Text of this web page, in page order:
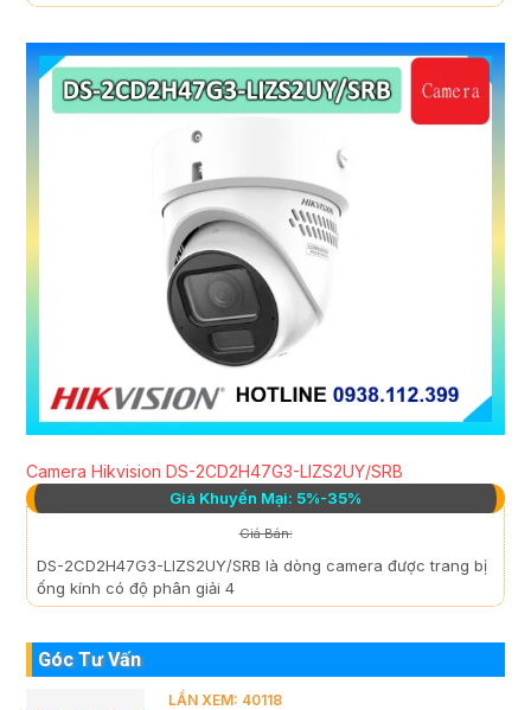
Camera Hikvision DS-2CD2H47G3-LIZS2UY/SRB
Giá Khuyến Mại: 5%-35%
Giá Bán:
DS-2CD2H47G3-LIZS2UY/SRB là dòng camera được trang bị
ống kính có độ phân giải 4
Góc Tư Vấn
LẦN XEM: 40118